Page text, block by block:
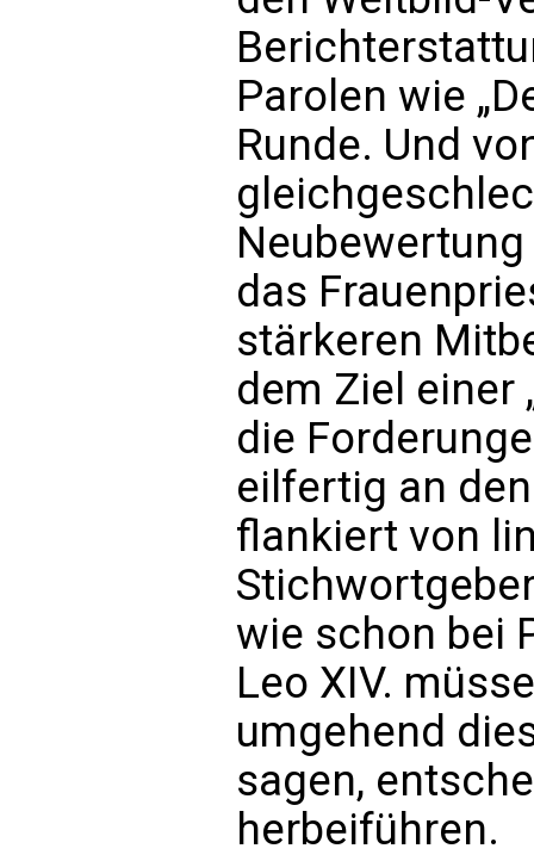
Parolen wie
Runde. Und
das
stärkeren
dem Ziel einer
die
eilfertig an
flankiert von
wie schon bei
Leo XIV.
umgehend
sagen,
herbeiführen.